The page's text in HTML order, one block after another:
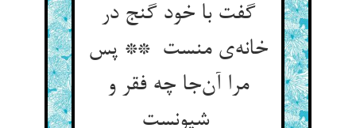
گفت با خود گنج در
خانه‌ی منست ** پس
مرا آن‌جا چه فقر و
شیونست